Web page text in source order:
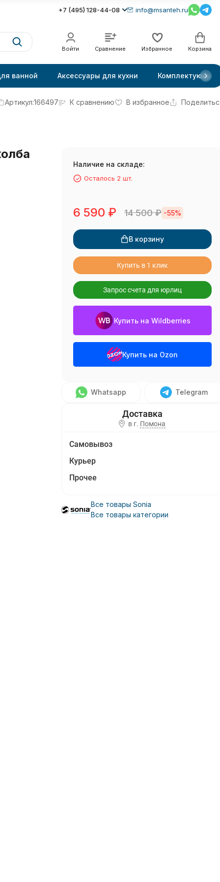
+7 (495) 128-44-08 info@msanteh.ru
Войти Сравнение Избранное Корзина
ванной Аксессуары для кухни Комплектующие
Артикул:166497 К сравнению В избранное
Наличие на складе:
Осталось 2 шт.
6 590 ₽ 14 500₽ -55%
В корзину
Купить в 1 клик
Запрос счета для юрлиц
Купить на Wildberries
Купить на Ozon
Whatsapp Telegram
в г. Помона
Самовывоз
Курьер
Прочее
Все товары Sonia
Все товары категории